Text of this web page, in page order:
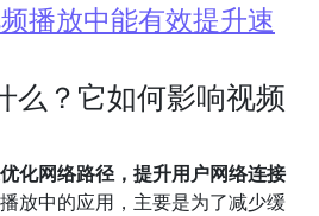
播放中能有效提升速
么？它如何影响视频
化网络路径，提升用户网络连接
放中的应用，主要是为了减少缓